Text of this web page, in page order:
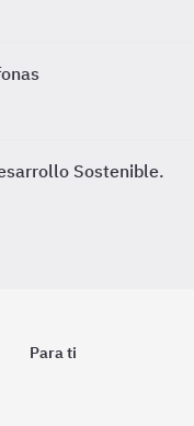
Sostenible.
Para ti